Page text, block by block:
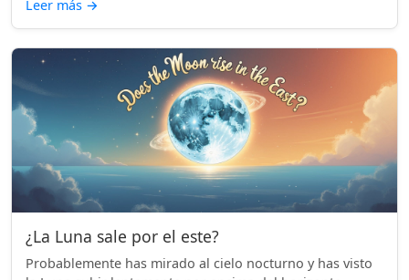
Leer más →
¿La Luna sale por el este?
Probablemente has mirado al cielo nocturno y has visto